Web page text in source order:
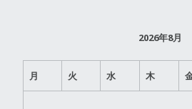
2026年8月
月 火 水 木